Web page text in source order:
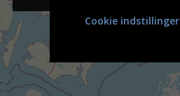
Cookie indstillinger